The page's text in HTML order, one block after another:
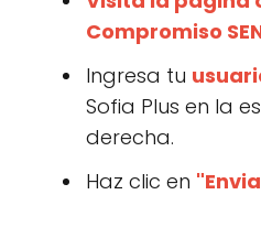
Compromiso
Ingresa tu
Sofia Plus en la
derecha.
Haz clic en